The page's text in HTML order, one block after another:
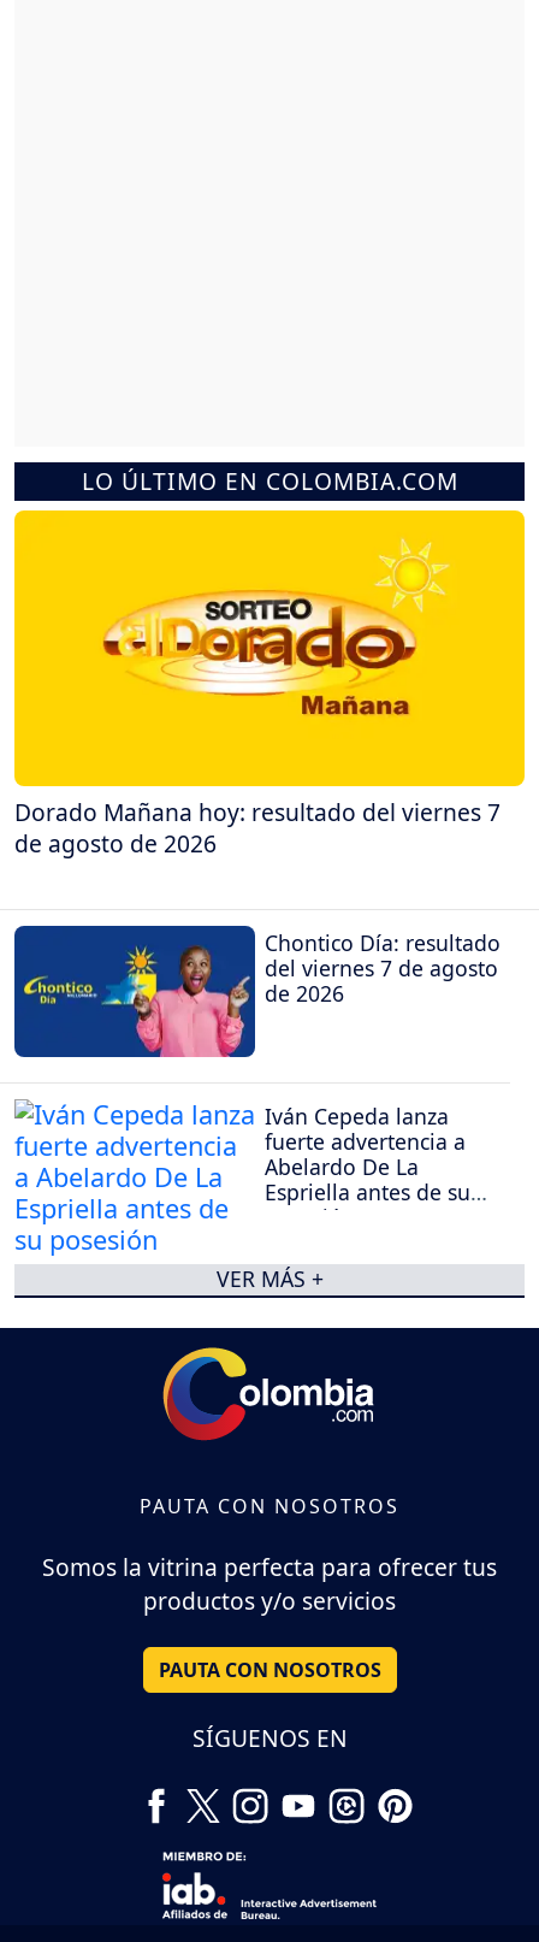
LO ÚLTIMO EN COLOMBIA.COM
Dorado Mañana hoy: resultado del viernes 7
de agosto de 2026
Chontico Día: resultado
del viernes 7 de agosto
de 2026
Iván Cepeda lanza
fuerte advertencia a
Abelardo De La
Espriella antes de su
posesión
VER MÁS +
PAUTA CON NOSOTROS
Somos la vitrina perfecta para ofrecer tus
productos y/o servicios
PAUTA CON NOSOTROS
SÍGUENOS EN